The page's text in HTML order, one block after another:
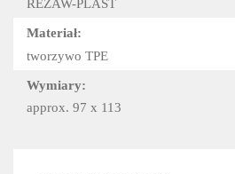
Materiał:
tworzywo TPE
Wymiary:
approx. 97 x 113